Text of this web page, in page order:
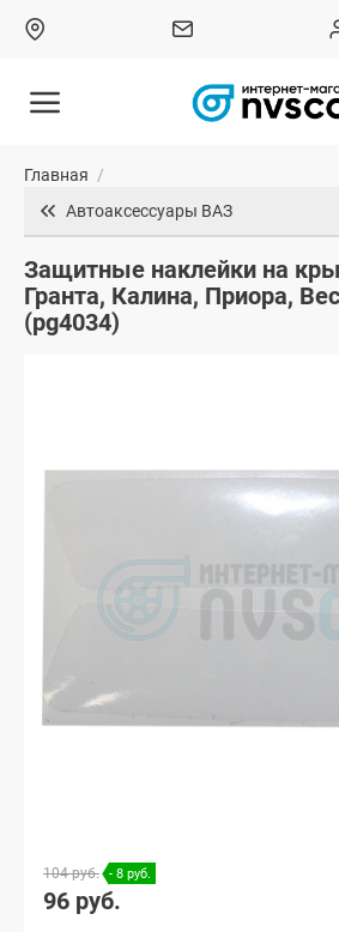
Главная /
Автоаксессуары ВАЗ
Защитные наклейки на
Гранта, Калина, Приора,
(pg4034)
104 руб. - 8 руб.
96 руб.